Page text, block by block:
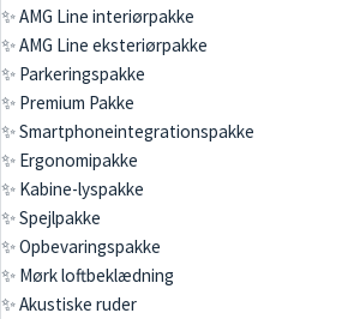
✨ AMG Line interiørpakke
✨ AMG Line eksteriørpakke
✨ Parkeringspakke
✨ Premium Pakke
✨ Smartphoneintegrationspakke
✨ Ergonomipakke
✨ Kabine-lyspakke
✨ Spejlpakke
✨ Opbevaringspakke
✨ Mørk loftbeklædning
✨ Akustiske ruder